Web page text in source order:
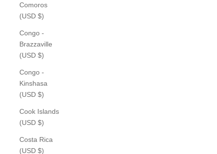
Comoros
(USD $)
Congo -
Brazzaville
(USD $)
Congo -
Kinshasa
(USD $)
Cook Islands
(USD $)
Costa Rica
(USD $)